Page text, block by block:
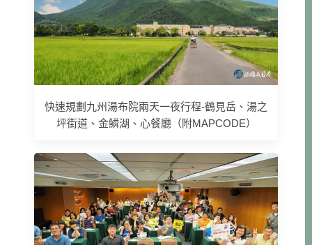
快速規劃九州湯布院兩天一夜行程-鶴見岳、湯之
坪街道、金鱗湖、心餐廳（附MAPCODE）